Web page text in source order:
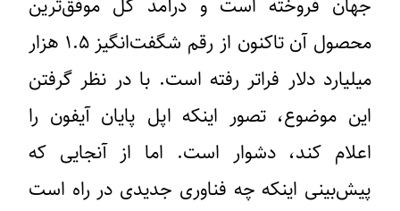
جهان فروخته است و درآمد کل موفق‌ترین
محصول آن تاکنون از رقم شگفت‌انگیز ۱.۵ هزار
میلیارد دلار فراتر رفته است. با در نظر گرفتن
این موضوع، تصور اینکه اپل پایان آیفون را
اعلام کند، دشوار است. اما از آنجایی که
پیش‌بینی اینکه چه فناوری جدیدی در راه است